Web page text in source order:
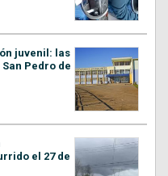
juvenil: las
Pedro de
el 27 de